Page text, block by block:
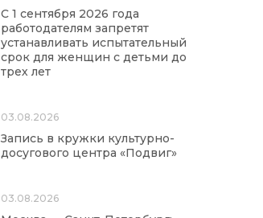
С 1 сентября 2026 года
работодателям запретят
устанавливать испытательный
срок для женщин с детьми до
трех лет
03.08.2026
Запись в кружки культурно-
досугового центра «Подвиг»
03.08.2026